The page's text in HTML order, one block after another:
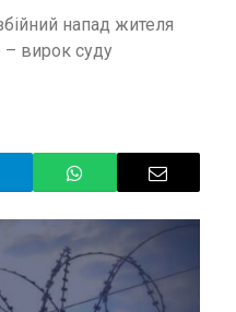
напад жителя
– вирок суду